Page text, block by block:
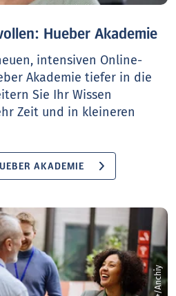
Hueber Akademie
intensiven Online-
Akademie tiefer in die
Sie Ihr Wissen
Zeit und in kleineren
AKADEMIE